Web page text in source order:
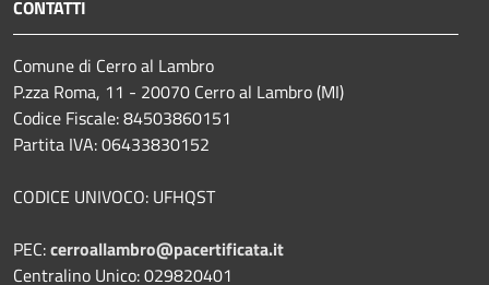
CONTATTI
Comune di Cerro al Lambro
P.zza Roma, 11 - 20070 Cerro al Lambro (MI)
Codice Fiscale: 84503860151
Partita IVA: 06433830152
CODICE UNIVOCO: UFHQST
PEC:cerroallambro@pacertificata.it
Centralino Unico: 029820401